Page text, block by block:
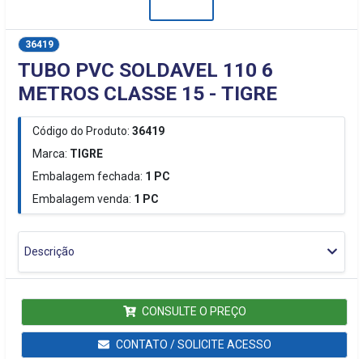
36419
TUBO PVC SOLDAVEL 110 6
METROS CLASSE 15 - TIGRE
Código do Produto: 36419
Marca: TIGRE
Embalagem fechada: 1 PC
Embalagem venda: 1 PC
Descrição
CONSULTE O PREÇO
CONTATO / SOLICITE ACESSO